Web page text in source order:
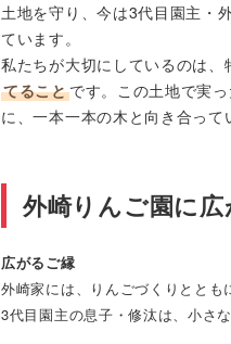
土地を守り、今は3代目園主・
ています。
私たちが大切にしているのは、
てることです。この土地で実
に、一本一本の木と向き合って
外崎りんご園に
広がるご縁
外崎家には、りんごづくりととも
3代目園主の息子・修汰は、小さ